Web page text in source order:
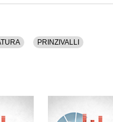
PRINZIVALLI